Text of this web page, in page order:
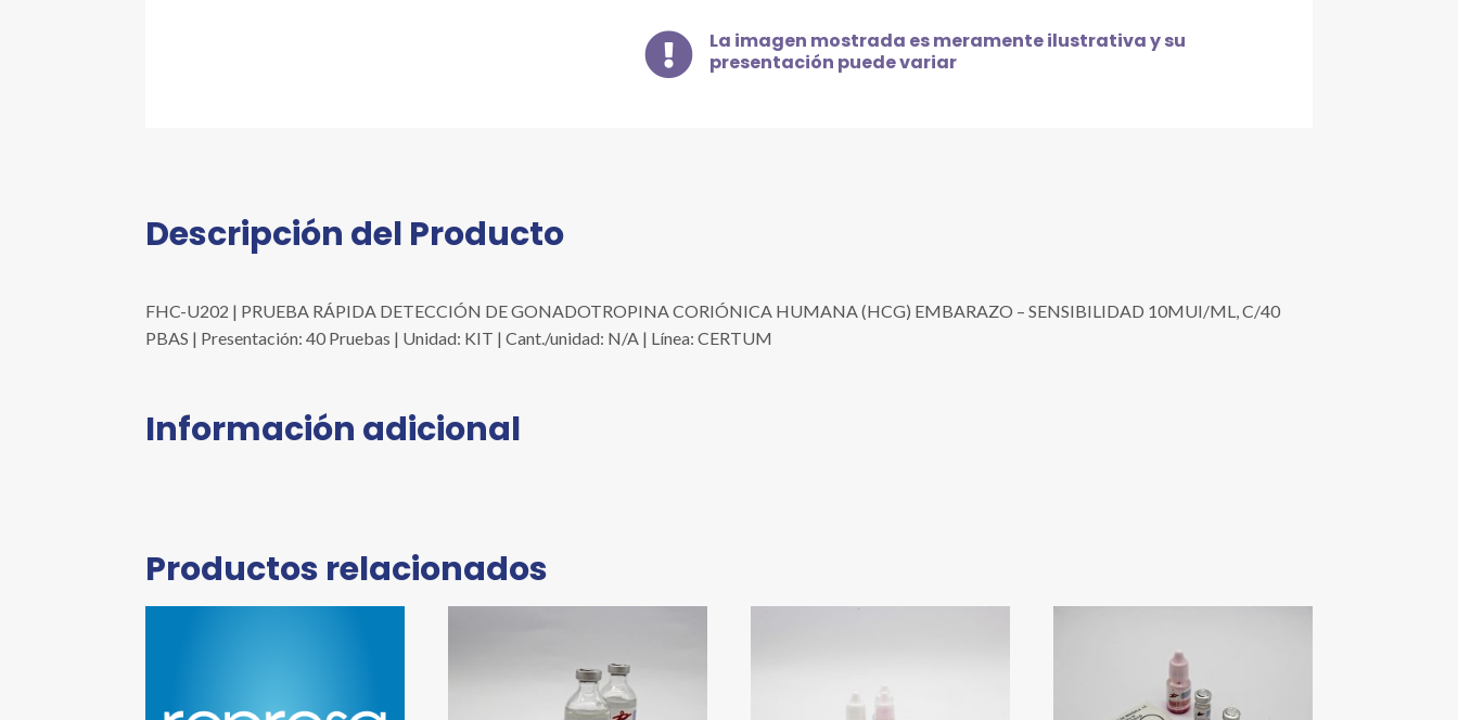
GONADOTROPINA
CORIÓNICA
HUMANA

La imagen mostrada es meramente ilustrativa y su
presentación puede variar
Descripción del Producto
FHC-U202 | PRUEBA RÁPIDA DETECCIÓN DE GONADOTROPINA CORIÓNICA HUMANA (HCG) EMBARAZO – SENSIBILIDAD 10MUI/ML, C/40
PBAS | Presentación: 40 Pruebas | Unidad: KIT | Cant./unidad: N/A | Línea: CERTUM
Información adicional
Productos relacionados